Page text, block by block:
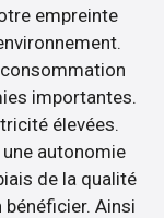
empreinte
importantes.
élevées.
autonomie
de la qualité
Ainsi